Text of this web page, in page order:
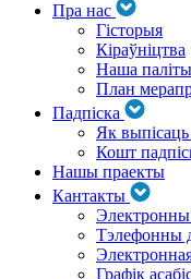
Пра нас
Гісторыя
Кіраўніцтва
Наша
План
Падпіска
Як выпісаць
Кошт
Нашы праекты
Кантакты
Электронны
Тэлефонны
Графік